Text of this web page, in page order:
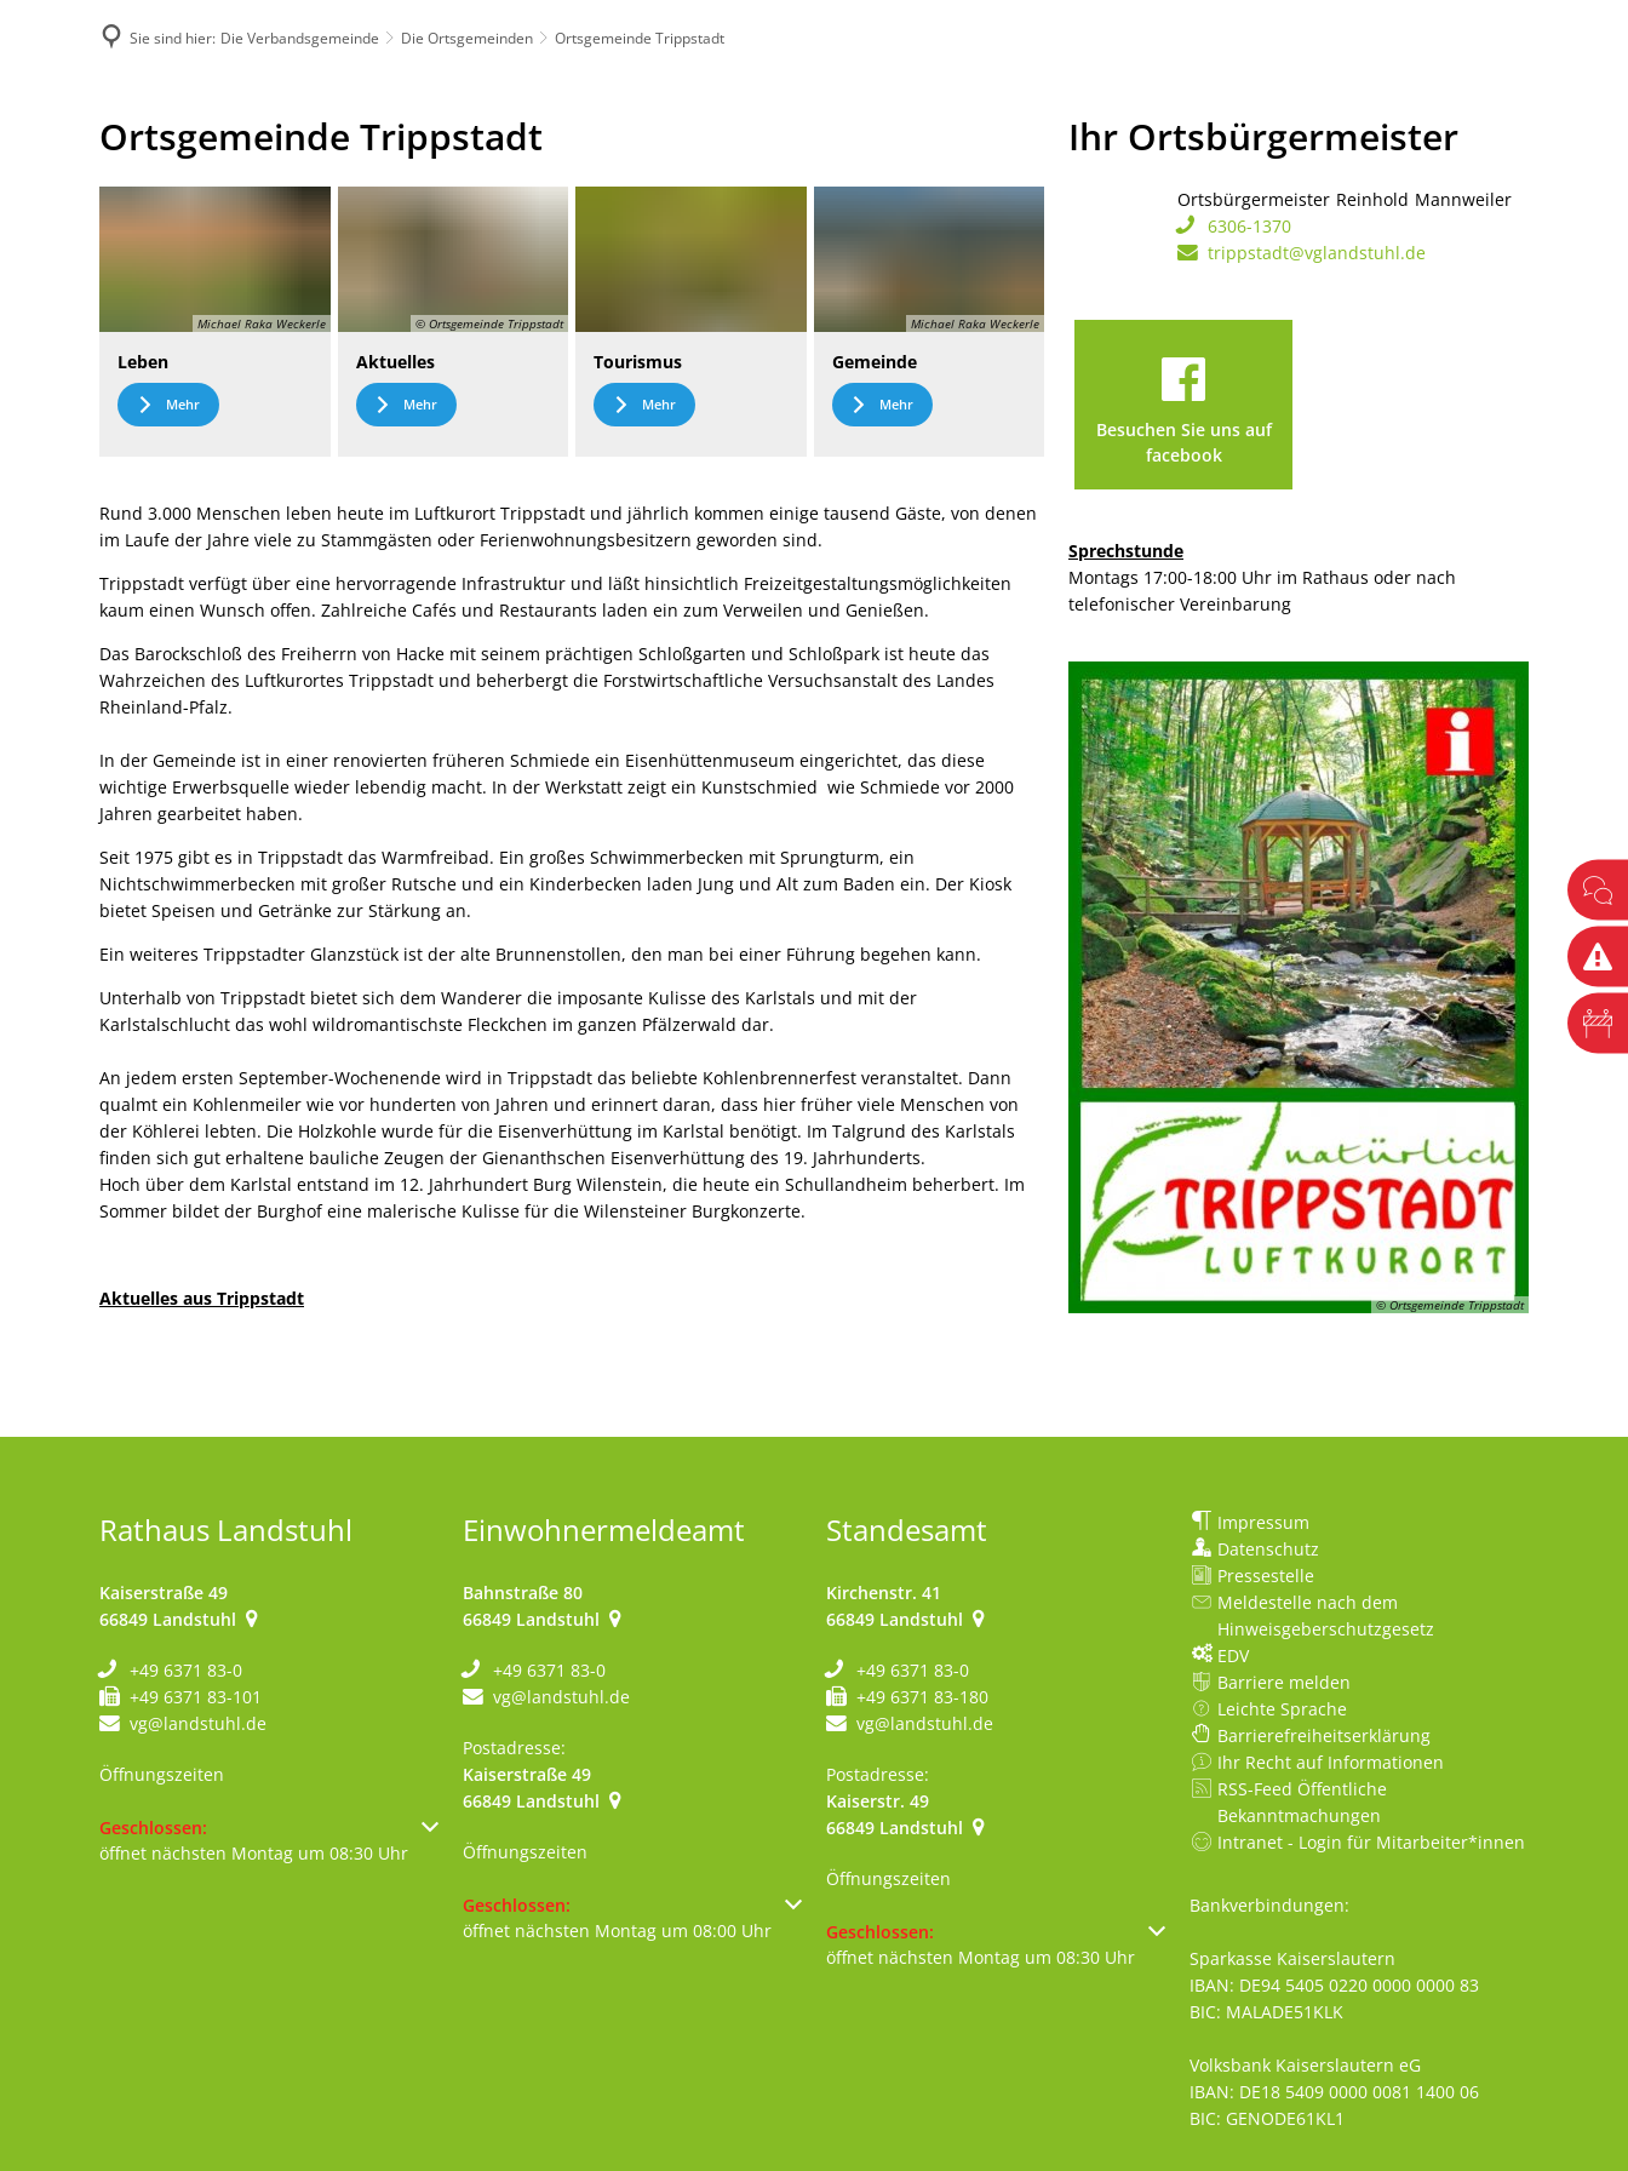
Sie sind hier: Die Verbandsgemeinde Die Ortsgemeinden Ortsgemeinde Trippstadt
Ortsgemeinde
Trippstadt
Ortsgemeinde Trippstadt
Michael Raka Weckerle
Leben
Mehr
© Ortsgemeinde Trippstadt
Aktuelles
Mehr
Tourismus
Mehr
Michael Raka Weckerle
Gemeinde
Mehr
Rund 3.000 Menschen leben heute im Luftkurort Trippstadt und jährlich kommen einige tausend Gäste, von denen
im Laufe der Jahre viele zu Stammgästen oder Ferienwohnungsbesitzern geworden sind.
Trippstadt verfügt über eine hervorragende Infrastruktur und läßt hinsichtlich Freizeitgestaltungsmöglichkeiten
kaum einen Wunsch offen. Zahlreiche Cafés und Restaurants laden ein zum Verweilen und Genießen.
Das Barockschloß des Freiherrn von Hacke mit seinem prächtigen Schloßgarten und Schloßpark ist heute das
Wahrzeichen des Luftkurortes Trippstadt und beherbergt die Forstwirtschaftliche Versuchsanstalt des Landes
Rheinland-Pfalz.
In der Gemeinde ist in einer renovierten früheren Schmiede ein Eisenhüttenmuseum eingerichtet, das diese
wichtige Erwerbsquelle wieder lebendig macht. In der Werkstatt zeigt ein Kunstschmied wie Schmiede vor 2000
Jahren gearbeitet haben.
Seit 1975 gibt es in Trippstadt das Warmfreibad. Ein großes Schwimmerbecken mit Sprungturm, ein
Nichtschwimmerbecken mit großer Rutsche und ein Kinderbecken laden Jung und Alt zum Baden ein. Der Kiosk
bietet Speisen und Getränke zur Stärkung an.
Ein weiteres Trippstadter Glanzstück ist der alte Brunnenstollen, den man bei einer Führung begehen kann.
Unterhalb von Trippstadt bietet sich dem Wanderer die imposante Kulisse des Karlstals und mit der
Karlstalschlucht das wohl wildromantischste Fleckchen im ganzen Pfälzerwald dar.
An jedem ersten September-Wochenende wird in Trippstadt das beliebte Kohlenbrennerfest veranstaltet. Dann
qualmt ein Kohlenmeiler wie vor hunderten von Jahren und erinnert daran, dass hier früher viele Menschen von
der Köhlerei lebten. Die Holzkohle wurde für die Eisenverhüttung im Karlstal benötigt. Im Talgrund des Karlstals
finden sich gut erhaltene bauliche Zeugen der Gienanthschen Eisenverhüttung des 19. Jahrhunderts.
Hoch über dem Karlstal entstand im 12. Jahrhundert Burg Wilenstein, die heute ein Schullandheim beherbert. Im
Sommer bildet der Burghof eine malerische Kulisse für die Wilensteiner Burgkonzerte.
Aktuelles aus Trippstadt
Ihr Ortsbürgermeister
Ortsbürgermeister Reinhold Mannweiler
6306-1370
trippstadt@vglandstuhl.de
Besuchen Sie uns auf
facebook
Sprechstunde
Montags 17:00-18:00 Uhr im Rathaus oder nach
telefonischer Vereinbarung
© Ortsgemeinde Trippstadt
Rathaus Landstuhl
Kaiserstraße 49
66849 Landstuhl
+49 6371 83-0
+49 6371 83-101
vg@landstuhl.de
Öffnungszeiten
Klicken, um weitere Öffnungs- oder Schließzeiten auszublenden
Geschlossen:
öffnet nächsten Montag um 08:30 Uhr
Einwohnermeldeamt
Bahnstraße 80
66849 Landstuhl
+49 6371 83-0
vg@landstuhl.de
Postadresse:
Kaiserstraße 49
66849 Landstuhl
Öffnungszeiten
Klicken, um weitere Öffnungs- oder Schließzeiten auszublenden
Geschlossen:
öffnet nächsten Montag um 08:00 Uhr
Standesamt
Kirchenstr. 41
66849 Landstuhl
+49 6371 83-0
+49 6371 83-180
vg@landstuhl.de
Postadresse:
Kaiserstr. 49
66849 Landstuhl
Öffnungszeiten
Klicken, um weitere Öffnungs- oder Schließzeiten auszublenden
Geschlossen:
öffnet nächsten Montag um 08:30 Uhr
Impressum
Datenschutz
Pressestelle
Meldestelle nach dem
Hinweisgeberschutzgesetz
EDV
Barriere melden
Leichte Sprache
Barrierefreiheitserklärung
Ihr Recht auf Informationen
RSS-Feed Öffentliche
Bekanntmachungen
Intranet - Login für Mitarbeiter*innen
Bankverbindungen:
Sparkasse Kaiserslautern
IBAN: DE94 5405 0220 0000 0000 83
BIC: MALADE51KLK
Volksbank Kaiserslautern eG
IBAN: DE18 5409 0000 0081 1400 06
BIC: GENODE61KL1